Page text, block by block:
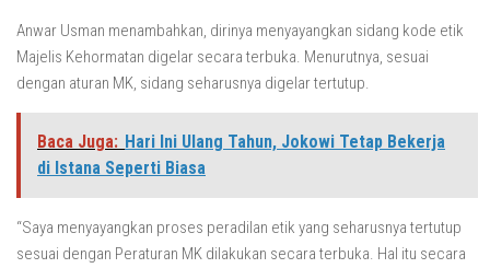
Anwar Usman menambahkan, dirinya menyayangkan sidang kode etik
Majelis Kehormatan digelar secara terbuka. Menurutnya, sesuai
dengan aturan MK, sidang seharusnya digelar tertutup.
Baca Juga: Hari Ini Ulang Tahun, Jokowi Tetap Bekerja
di Istana Seperti Biasa
“Saya menyayangkan proses peradilan etik yang seharusnya tertutup
sesuai dengan Peraturan MK dilakukan secara terbuka. Hal itu secara